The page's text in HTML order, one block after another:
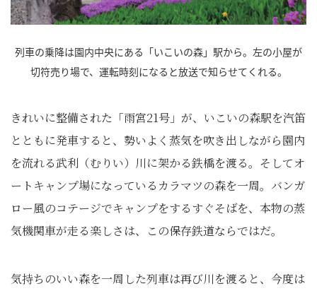
列車の乗降は園内中央にある「いこいの森」駅から。左の小屋が
切符売り場で、運転時刻になると放送で知らせてくれる。
きれいに整備された「雨宮21号」が、いこいの森駅を汽笛
とともに発車すると、勢いよく蒸気を吹き出しながら園内
を流れる武利（むりい）川に架かる鉄橋を渡る。そしてオ
ートキャンプ場になっているカラマツの森を一周。バンガ
ロー風のコテージでキャンプをするすぐそばを、本物の蒸
気機関車が走る楽しさは、この保存鉄道ならではだ。
気持ちのいい森を一周した列車は再び川を渡ると、今度は